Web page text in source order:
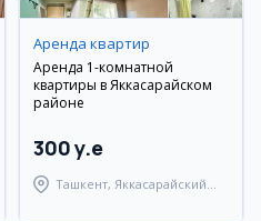
Аренда квартир
Аренда 1-комнатной
квартиры в Яккасарайском
районе
300 y.e
Ташкент, Яккасарайский